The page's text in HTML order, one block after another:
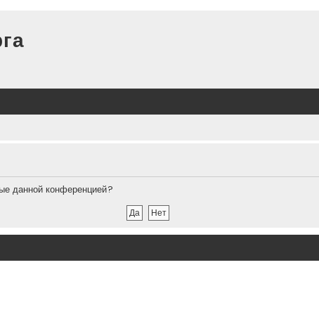
данной конференцией?